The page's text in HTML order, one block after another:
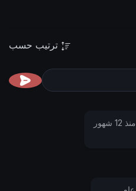
ترتيب حسب
منذ 12 شهور